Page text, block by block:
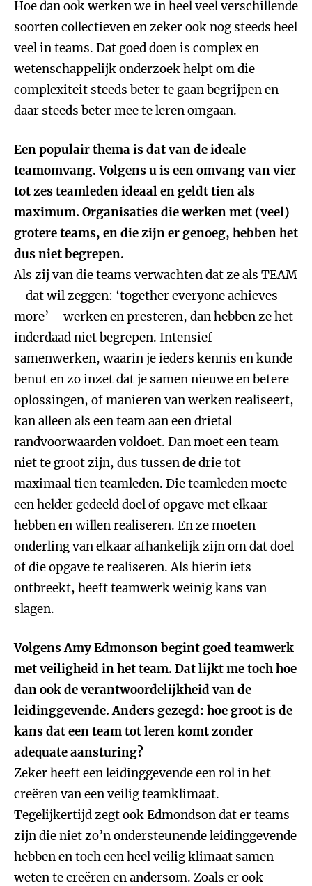
Hoe dan ook werken we in heel veel verschillende
soorten collectieven en zeker ook nog steeds heel
veel in teams. Dat goed doen is complex en
wetenschappelijk onderzoek helpt om die
complexiteit steeds beter te gaan begrijpen en
daar steeds beter mee te leren omgaan.
Een populair thema is dat van de ideale
teamomvang. Volgens u is een omvang van vier
tot zes teamleden ideaal en geldt tien als
maximum. Organisaties die werken met (veel)
grotere teams, en die zijn er genoeg, hebben het
dus niet begrepen.
Als zij van die teams verwachten dat ze als TEAM
– dat wil zeggen: ‘together everyone achieves
more’ – werken en presteren, dan hebben ze het
inderdaad niet begrepen. Intensief
samenwerken, waarin je ieders kennis en kunde
benut en zo inzet dat je samen nieuwe en betere
oplossingen, of manieren van werken realiseert,
kan alleen als een team aan een drietal
randvoorwaarden voldoet. Dan moet een team
niet te groot zijn, dus tussen de drie tot
maximaal tien teamleden. Die teamleden moete
een helder gedeeld doel of opgave met elkaar
hebben en willen realiseren. En ze moeten
onderling van elkaar afhankelijk zijn om dat doel
of die opgave te realiseren. Als hierin iets
ontbreekt, heeft teamwerk weinig kans van
slagen.
Volgens Amy Edmonson begint goed teamwerk
met veiligheid in het team. Dat lijkt me toch hoe
dan ook de verantwoordelijkheid van de
leidinggevende. Anders gezegd: hoe groot is de
kans dat een team tot leren komt zonder
adequate aansturing?
Zeker heeft een leidinggevende een rol in het
creëren van een veilig teamklimaat.
Tegelijkertijd zegt ook Edmondson dat er teams
zijn die niet zo’n ondersteunende leidinggevende
hebben en toch een heel veilig klimaat samen
weten te creëren en andersom. Zoals er ook